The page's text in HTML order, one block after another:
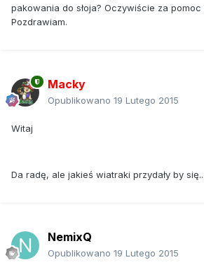
pakowania do słoja? Oczywiście za
Pozdrawiam.
Macky
Opublikowano 19 Lutego 2015
Witaj
Da radę, ale jakieś wiatraki przydały by się...
NemixQ
Opublikowano 19 Lutego 2015